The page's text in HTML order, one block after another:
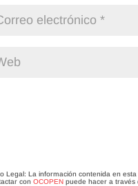
Legal: La información contenida en
conOCOPEN puede hacer a través